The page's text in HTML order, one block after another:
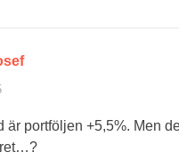
är portföljen +5,5%. Men